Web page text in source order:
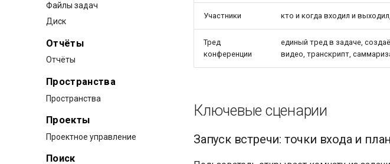
Файлы задач
Диск
Отчёты
Отчёты
Пространства
Пространства
Проекты
Проектное управление
Поиск
Участники кто и когда входил и
Тред
конференции
единый тред в задаче,
видео, транскрипт,
Ключевые сценарии
Запуск встречи: точки входа и